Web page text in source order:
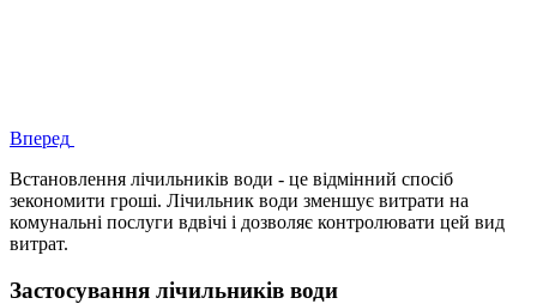
Вперед
Встановлення лічильників води - це відмінний спосіб
зекономити гроші. Лічильник води зменшує витрати на
комунальні послуги вдвічі і дозволяє контролювати цей вид
витрат.
Застосування лічильників води